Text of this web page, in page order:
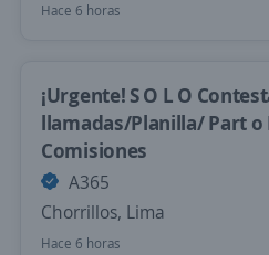
Hace 6 horas
¡Urgente! S O L O
llamadas/Planilla/ Part o
Comisiones
A365
Chorrillos, Lima
Hace 6 horas